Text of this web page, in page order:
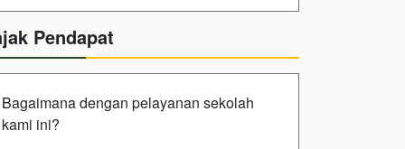
Pendapat
Bagaimana dengan pelayanan sekolah
kami ini?